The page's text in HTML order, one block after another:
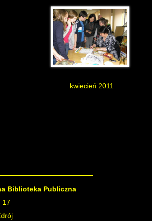
kwiecień 2011
Biblioteka Publiczna
17